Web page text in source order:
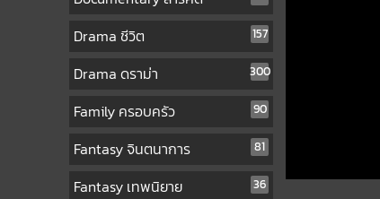
Drama ชีวิต 157
Drama ดราม่า 300
Family ครอบครัว 90
Fantasy จินตนาการ 81
Fantasy เทพนิยาย 36